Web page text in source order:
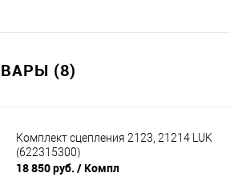
(8)
Комплект сцепления 2123, 21214 LUK
(622315300)
18 850 руб. / Компл